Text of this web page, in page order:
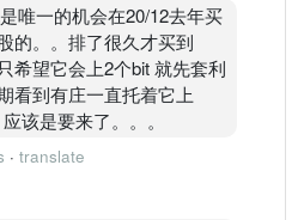
唯一的机会在20/12去年买
的。。排了很久才买到
希望它会上2个bit 就先套利
看到有庄一直托着它上
该是要来了。。。
· translate